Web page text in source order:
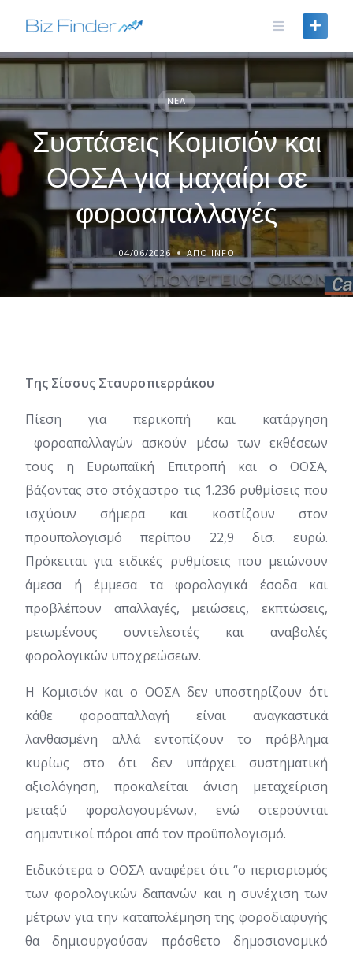
ΝΈΑ
Συστάσεις Κομισιόν και
ΟΟΣΑ για μαχαίρι σε
φοροαπαλλαγές
04/06/2026 ΑΠΌ INFO
Της Σίσσυς Σταυροπιερράκου
Πίεση για περικοπή και κατάργηση
φοροαπαλλαγών ασκούν μέσω των εκθέσεων
τους η Ευρωπαϊκή Επιτροπή και ο ΟΟΣΑ,
βάζοντας στο στόχαστρο τις 1.236 ρυθμίσεις που
ισχύουν σήμερα και κοστίζουν στον
προϋπολογισμό περίπου 22,9 δισ. ευρώ.
Πρόκειται για ειδικές ρυθμίσεις που μειώνουν
άμεσα ή έμμεσα τα φορολογικά έσοδα και
προβλέπουν απαλλαγές, μειώσεις, εκπτώσεις,
μειωμένους συντελεστές και αναβολές
φορολογικών υποχρεώσεων.
Η Κομισιόν και ο ΟΟΣΑ δεν υποστηρίζουν ότι
κάθε φοροαπαλλαγή είναι αναγκαστικά
λανθασμένη αλλά εντοπίζουν το πρόβλημα
κυρίως στο ότι δεν υπάρχει συστηματική
αξιολόγηση, προκαλείται άνιση μεταχείριση
μεταξύ φορολογουμένων, ενώ στερούνται
σημαντικοί πόροι από τον προϋπολογισμό.
Ειδικότερα ο ΟΟΣΑ αναφέρει ότι “ο περιορισμός
των φορολογικών δαπανών και η συνέχιση των
μέτρων για την καταπολέμηση της φοροδιαφυγής
θα δημιουργούσαν πρόσθετο δημοσιονομικό